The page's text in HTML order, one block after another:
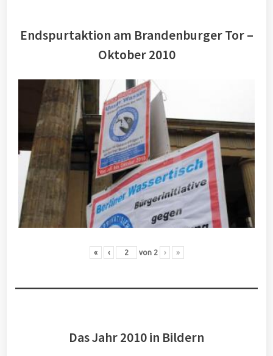
Endspurtaktion am Brandenburger Tor –
Oktober 2010
« ‹ von 2 › »
Das Jahr 2010 in Bildern